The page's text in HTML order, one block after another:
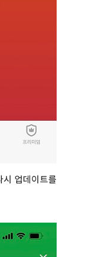
시 업데이트를